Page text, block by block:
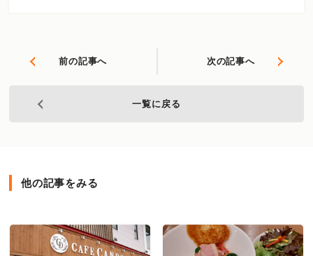
前の記事へ 次の記事へ
一覧に戻る
他の記事をみる